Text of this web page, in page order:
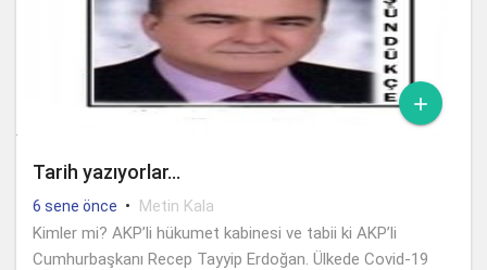

Tarih yazıyorlar…
6 sene önce • Metin Kala
Kimler mi? AKP’li hükumet kabinesi ve tabii ki AKP’li
Cumhurbaşkanı Recep Tayyip Erdoğan. Ülkede Covid-19